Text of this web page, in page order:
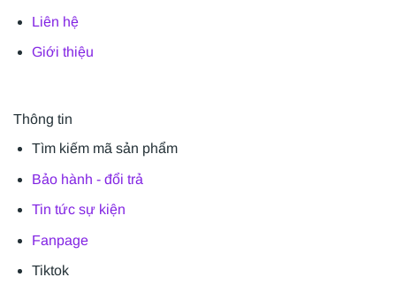
Liên hệ
Giới thiệu
Thông tin
Tìm kiếm mã sản phẩm
Bảo hành - đổi trả
Tin tức sự kiện
Fanpage
Tiktok